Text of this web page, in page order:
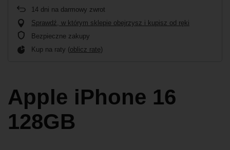
14 dni na darmowy zwrot
Sprawdź, w którym sklepie obejrzysz i kupisz od ręki
Bezpieczne zakupy
Kup na raty (oblicz ratę)
Apple iPhone 16
128GB